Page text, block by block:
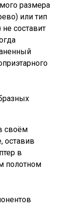
размера
или тип
составит
своём
оставив
в
полотном